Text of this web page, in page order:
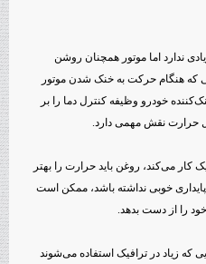
ندارد اما موتور همچنان روشن
که هنگام حرکت به خنک شدن موتور
خودرو وظیفه کنترل دما را بر
حرارت نقش مهمی دارد.
کار می‌کند، روغن باید حرارت را بهتر
پایداری خوبی نداشته باشد، ممکن است
را از دست بدهد.
که زیاد در ترافیک استفاده می‌شوند